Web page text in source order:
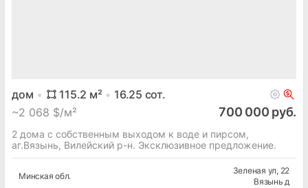
дом 115.2 м² 16.25 сот.
~2 068 $/м² 700 000 руб.
2 дома с собственным выходом к воде и пирсом,
аг.Вязынь, Вилейский р-н. Эксклюзивное предложение.
Минская обл.
Зеленая ул, 22
Вязынь д